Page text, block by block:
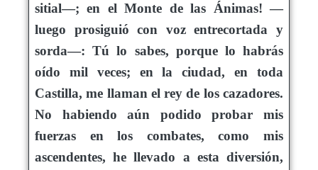
sitial—; en el Monte de las Ánimas! —
luego prosiguió con voz entrecortada y
sorda—: Tú lo sabes, porque lo habrás
oído mil veces; en la ciudad, en toda
Castilla, me llaman el rey de los cazadores.
No habiendo aún podido probar mis
fuerzas en los combates, como mis
ascendentes, he llevado a esta diversión,